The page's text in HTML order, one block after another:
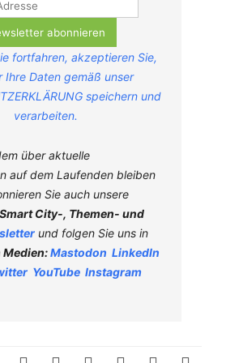
fortfahren, akzeptieren Sie,
Ihre Daten gemäß unser
speichern und
verarbeiten.
über aktuelle
auf dem Laufenden bleiben
Sie auch unsere
Smart City-, Themen- und
und folgen Sie uns in
Medien:Mastodon LinkedIn
YouTube Instagram